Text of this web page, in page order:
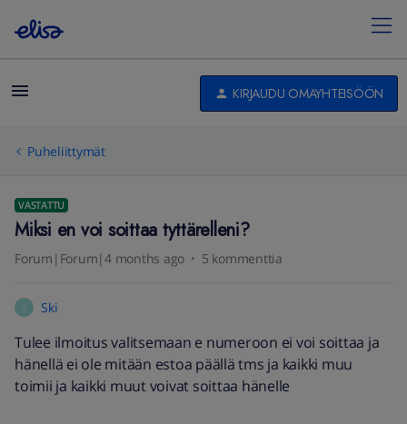
KIRJAUDU OMAYHTEISÖÖN
Puheliittymät
VASTATTU
Miksi en voi soittaa tyttärelleni?
Forum|Forum|4 months ago 5 kommenttia
S Ski
Tulee ilmoitus valitsemaan e numeroon ei voi soittaa ja
hänellä ei ole mitään estoa päällä tms ja kaikki muu
toimii ja kaikki muut voivat soittaa hänelle